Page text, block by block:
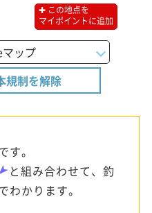
✚ この地点を
マイポイントに追加
規制を解除
す。
と組み合わせて、釣
わかります。